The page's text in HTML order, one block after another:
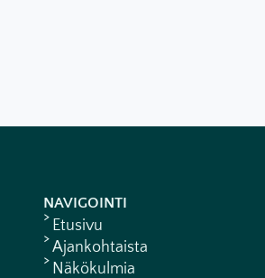
NAVIGOINTI
Etusivu
Ajankohtaista
Näkökulmia